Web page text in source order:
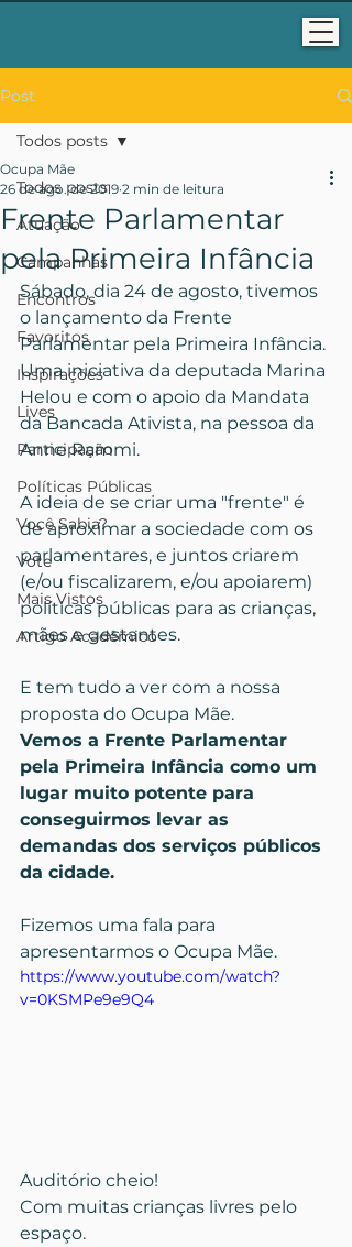
Post
Todos posts
Atuação
Campanhas
Encontros
Favoritos
Inspirações
Lives
Participação
Políticas Públicas
Você Sabia?
Vote
Mais Vistos
Artigo Acadêmico
Todos posts
Frente Parlamentar
pela Primeira Infância
Ocupa Mãe
26 de ago. de 2019 2 min de leitura
Sábado, dia 24 de agosto, tivemos
o lançamento da Frente
Parlamentar pela Primeira Infância.
Uma iniciativa da deputada Marina
Helou e com o apoio da Mandata
da Bancada Ativista, na pessoa da
Anne Rammi.
A ideia de se criar uma "frente" é
de aproximar a sociedade com os
parlamentares, e juntos criarem
(e/ou fiscalizarem, e/ou apoiarem)
políticas públicas para as crianças,
mães e gestantes.
E tem tudo a ver com a nossa
proposta do Ocupa Mãe.
Vemos a Frente Parlamentar
pela Primeira Infância como um
lugar muito potente para
conseguirmos levar as
demandas dos serviços públicos
da cidade.
Fizemos uma fala para
apresentarmos o Ocupa Mãe.
https://www.youtube.com/watch?
v=0KSMPe9e9Q4
Auditório cheio!
Com muitas crianças livres pelo
espaço.